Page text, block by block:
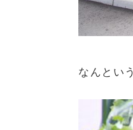
なんとい